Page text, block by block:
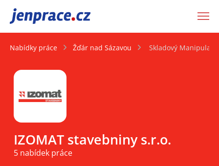
JenPráce.cz
Nabídky práce Žďár nad Sázavou Skladový
IZOMAT stavebniny s.r.o.
5 nabídek práce